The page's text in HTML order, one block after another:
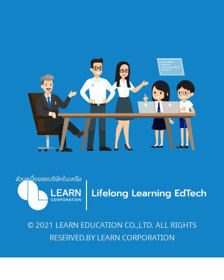
ส่วนหนึ่งของบริษัทในเครือ
©️ 2021 LEARN EDUCATION CO.,LTD. ALL RIGHTS
RESERVED.BY LEARN CORPORATION